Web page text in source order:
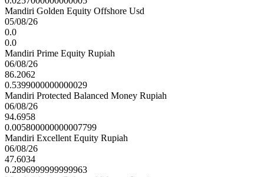
Mandiri Golden Equity Offshore Usd
05/08/26
0.0
0.0
Mandiri Prime Equity Rupiah
06/08/26
86.2062
0.5399000000000029
Mandiri Protected Balanced Money Rupiah
06/08/26
94.6958
0.005800000000007799
Mandiri Excellent Equity Rupiah
06/08/26
47.6034
0.2896999999999963